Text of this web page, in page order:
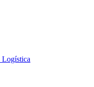
Logística